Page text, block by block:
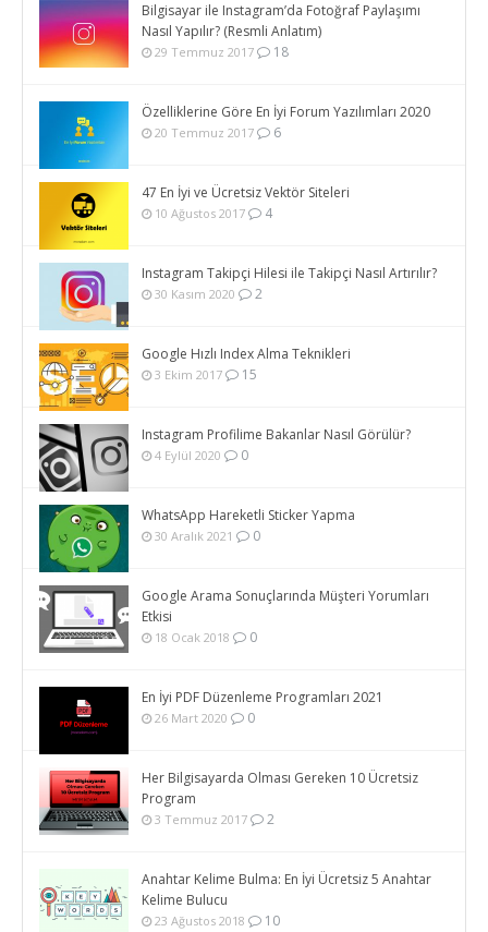
Bilgisayar ile Instagram’da Fotoğraf Paylaşımı
Nasıl Yapılır? (Resmli Anlatım)
29 Temmuz 2017 18
Özelliklerine Göre En İyi Forum Yazılımları 2020
20 Temmuz 2017 6
47 En İyi ve Ücretsiz Vektör Siteleri
10 Ağustos 2017 4
Instagram Takipçi Hilesi ile Takipçi Nasıl Artırılır?
30 Kasım 2020 2
Google Hızlı Index Alma Teknikleri
3 Ekim 2017 15
Instagram Profilime Bakanlar Nasıl Görülür?
4 Eylül 2020 0
WhatsApp Hareketli Sticker Yapma
30 Aralık 2021 0
Google Arama Sonuçlarında Müşteri Yorumları
Etkisi
18 Ocak 2018 0
En İyi PDF Düzenleme Programları 2021
26 Mart 2020 0
Her Bilgisayarda Olması Gereken 10 Ücretsiz
Program
3 Temmuz 2017 2
Anahtar Kelime Bulma: En İyi Ücretsiz 5 Anahtar
Kelime Bulucu
23 Ağustos 2018 10